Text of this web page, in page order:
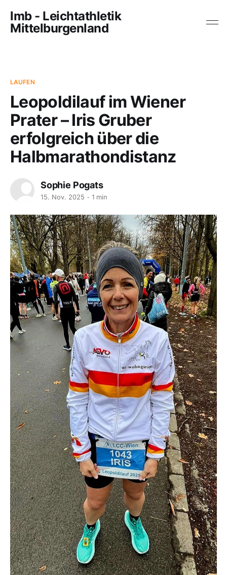
lmb - Leichtathletik
Mittelburgenland
LAUFEN
Leopoldilauf im Wiener
Prater – Iris Gruber
erfolgreich über die
Halbmarathondistanz
Sophie Pogats
15. Nov. 2025 1 min